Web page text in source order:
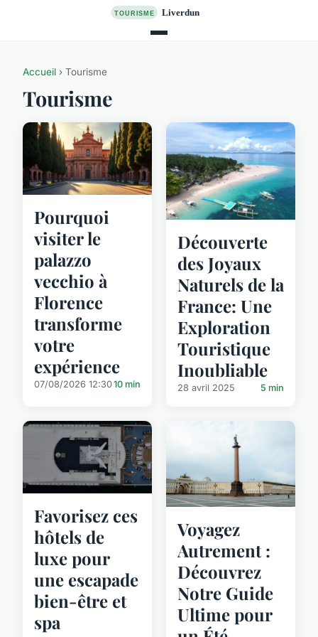
Accueil › Tourisme
Tourisme
Pourquoi
visiter le
palazzo
vecchio à
Florence
transforme
votre
expérience
07/08/2026 12:3010 min
Découverte
des Joyaux
Naturels de la
France: Une
Exploration
Touristique
Inoubliable
28 avril 2025 5 min
Favorisez ces
hôtels de
luxe pour
une escapade
bien-être et
spa
Voyagez
Autrement :
Découvrez
Notre Guide
Ultime pour